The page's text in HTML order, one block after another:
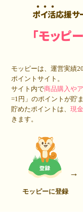
ポイ活応援サ
「モッピー
モッピーは、運営実績
ポイントサイト。
サイト内で商品購入や
=1円」のポイントが貯
貯めたポイントは、現
きます。
モッピーに登録